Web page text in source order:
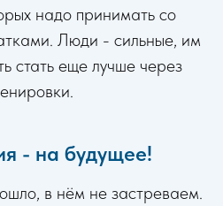
надо принимать со
Люди - сильные, им
стать еще лучше через
- на будущее!
в нём не застреваем.